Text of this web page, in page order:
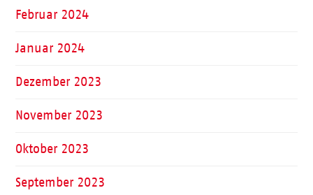
Februar 2024
Januar 2024
Dezember 2023
November 2023
Oktober 2023
September 2023